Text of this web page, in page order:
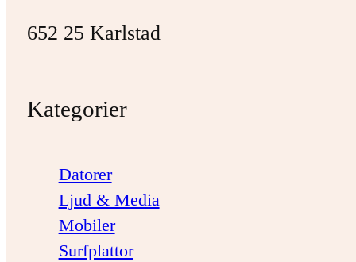
652 25 Karlstad
Kategorier
Datorer
Ljud & Media
Mobiler
Surfplattor